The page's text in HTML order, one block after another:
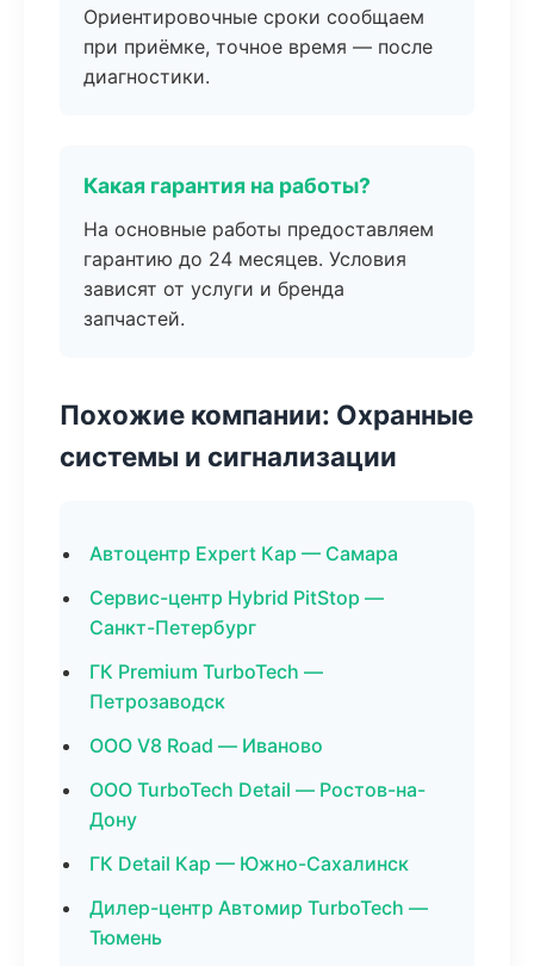
Ориентировочные сроки сообщаем
при приёмке, точное время — после
диагностики.
Какая гарантия на работы?
На основные работы предоставляем
гарантию до 24 месяцев. Условия
зависят от услуги и бренда
запчастей.
Похожие компании: Охранные
системы и сигнализации
Автоцентр Expert Кар — Самара
Сервис-центр Hybrid PitStop —
Санкт-Петербург
ГК Premium TurboTech —
Петрозаводск
ООО V8 Road — Иваново
ООО TurboTech Detail — Ростов-на-
Дону
ГК Detail Кар — Южно-Сахалинск
Дилер-центр Автомир TurboTech —
Тюмень